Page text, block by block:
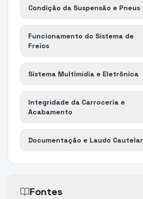
Condição da Suspensão e Pneus
Funcionamento do Sistema de
Freios
Sistema Multimídia e Eletrônica
Integridade da Carroceria e
Acabamento
Documentação e Laudo Cautelar
Fontes